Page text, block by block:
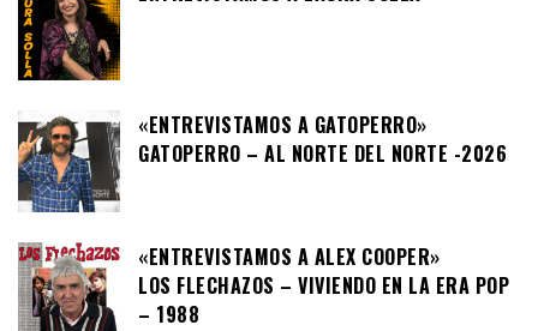
«ENTREVISTAMOS A GATOPERRO»
GATOPERRO – AL NORTE DEL NORTE -2026
«ENTREVISTAMOS A ALEX COOPER»
LOS FLECHAZOS – VIVIENDO EN LA ERA POP
– 1988